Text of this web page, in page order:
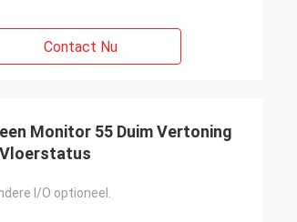
Contact Nu
Monitor 55 Duim Vertoning
I/O optioneel.